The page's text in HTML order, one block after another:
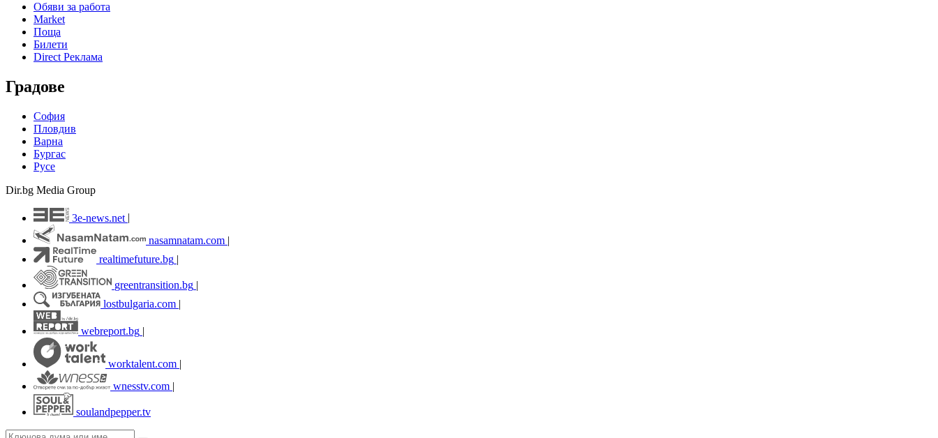
Обяви за работа
Market
Поща
Билети
Direct Реклама
Градове
София
Пловдив
Варна
Бургас
Русе
Dir.bg Media Group
3e-news.net
nasamnatam.com |
realtimefuture.bg |
greentransition.bg |
lostbulgaria.com |
webreport.bg |
worktalent.com |
wnesstv.com |
soulandpepper.tv